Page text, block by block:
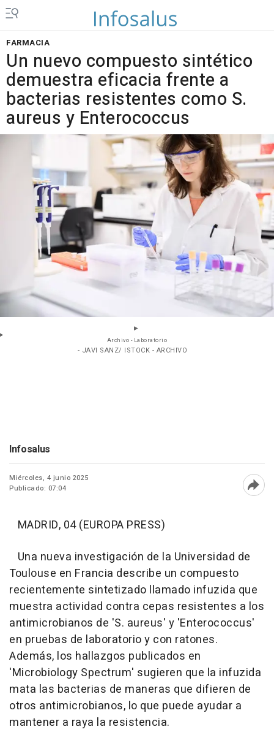
FARMACIA
Un nuevo compuesto sintético
demuestra eficacia frente a
bacterias resistentes como S.
aureus y Enterococcus
Archivo - Laboratorio
- JAVI SANZ/ ISTOCK - ARCHIVO
Infosalus
Miércoles, 4 junio 2025
Publicado: 07:04
MADRID, 04 (EUROPA PRESS)
Una nueva investigación de la Universidad de
Toulouse en Francia describe un compuesto
recientemente sintetizado llamado infuzida que
muestra actividad contra cepas resistentes a los
antimicrobianos de 'S. aureus' y 'Enterococcus'
en pruebas de laboratorio y con ratones.
Además, los hallazgos publicados en
'Microbiology Spectrum' sugieren que la infuzida
mata las bacterias de maneras que difieren de
otros antimicrobianos, lo que puede ayudar a
mantener a raya la resistencia.